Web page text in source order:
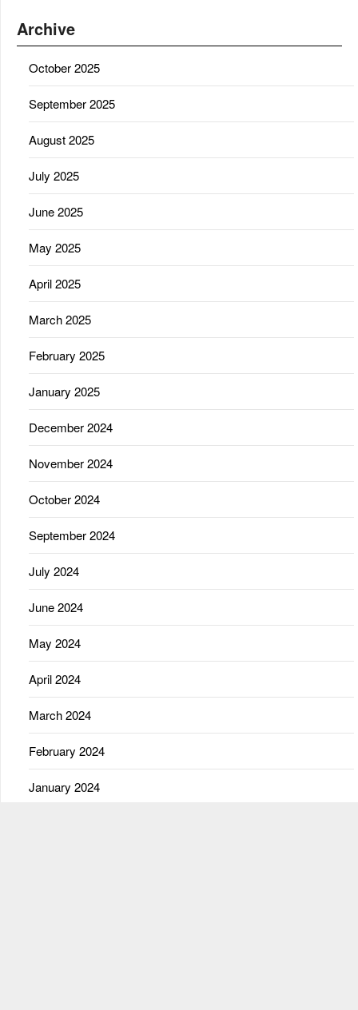
Archive
October 2025
September 2025
August 2025
July 2025
June 2025
May 2025
April 2025
March 2025
February 2025
January 2025
December 2024
November 2024
October 2024
September 2024
July 2024
June 2024
May 2024
April 2024
March 2024
February 2024
January 2024